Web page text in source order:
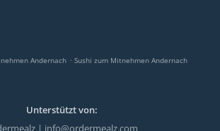
Andernach . Sushi zum Mitnehmen Andernach
Unterstützt von:
| info@ordermealz.com